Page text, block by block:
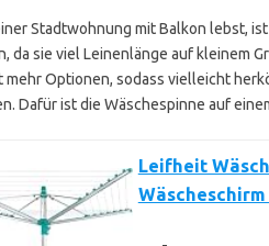
Stadtwohnung mit Balkon lebst,
da sie viel Leinenlänge auf kleinem
mehr Optionen, sodass vielleicht
Dafür ist die Wäschespinne auf
Leifheit